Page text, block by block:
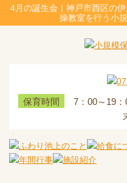
4月の誕生会｜神戸市西区の
操教室を行う小
保育時間 7：00～19